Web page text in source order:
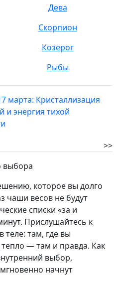
Дева
Скорпион
Козерог
Рыбы
марта: Кристаллизация
и энергия тихой
>>
выбора
которое вы долго
чаши весов не будут
списки «за и
Прислушайтесь к
там, где вы
— там и правда. Как
выбор,
начнут